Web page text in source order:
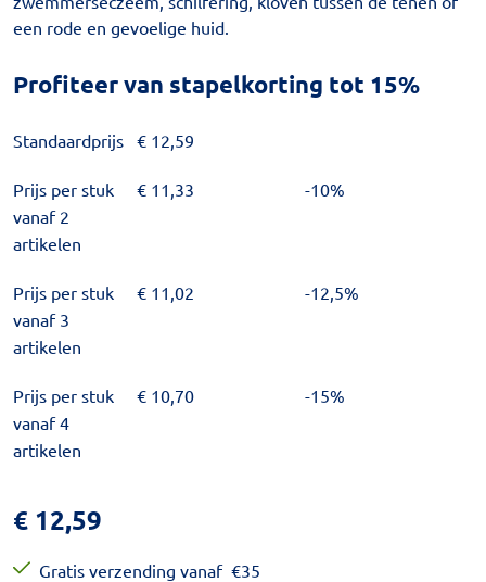
een rode en gevoelige huid.
Profiteer van stapelkorting tot 15%
Standaardprijs € 12,59
Prijs per stuk
vanaf 2
artikelen
€ 11,33 -10%
Prijs per stuk
vanaf 3
artikelen
€ 11,02 -12,5%
Prijs per stuk
vanaf 4
artikelen
€ 10,70 -15%
€ 12,59
Gratis verzending vanaf €35